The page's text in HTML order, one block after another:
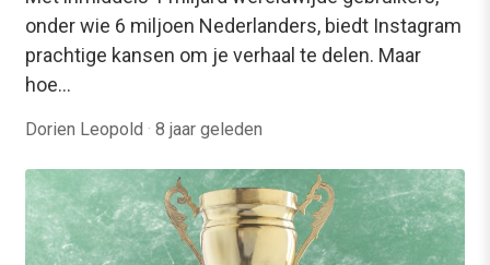
onder wie 6 miljoen Nederlanders, biedt Instagram
prachtige kansen om je verhaal te delen. Maar
hoe…
Dorien Leopold · 8 jaar geleden